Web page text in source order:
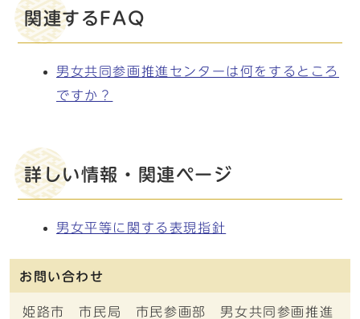
関連するFAQ
男女共同参画推進センターは何をするところ
ですか？
詳しい情報・関連ページ
男女平等に関する表現指針
お問い合わせ
姫路市 市民局 市民参画部 男女共同参画推進